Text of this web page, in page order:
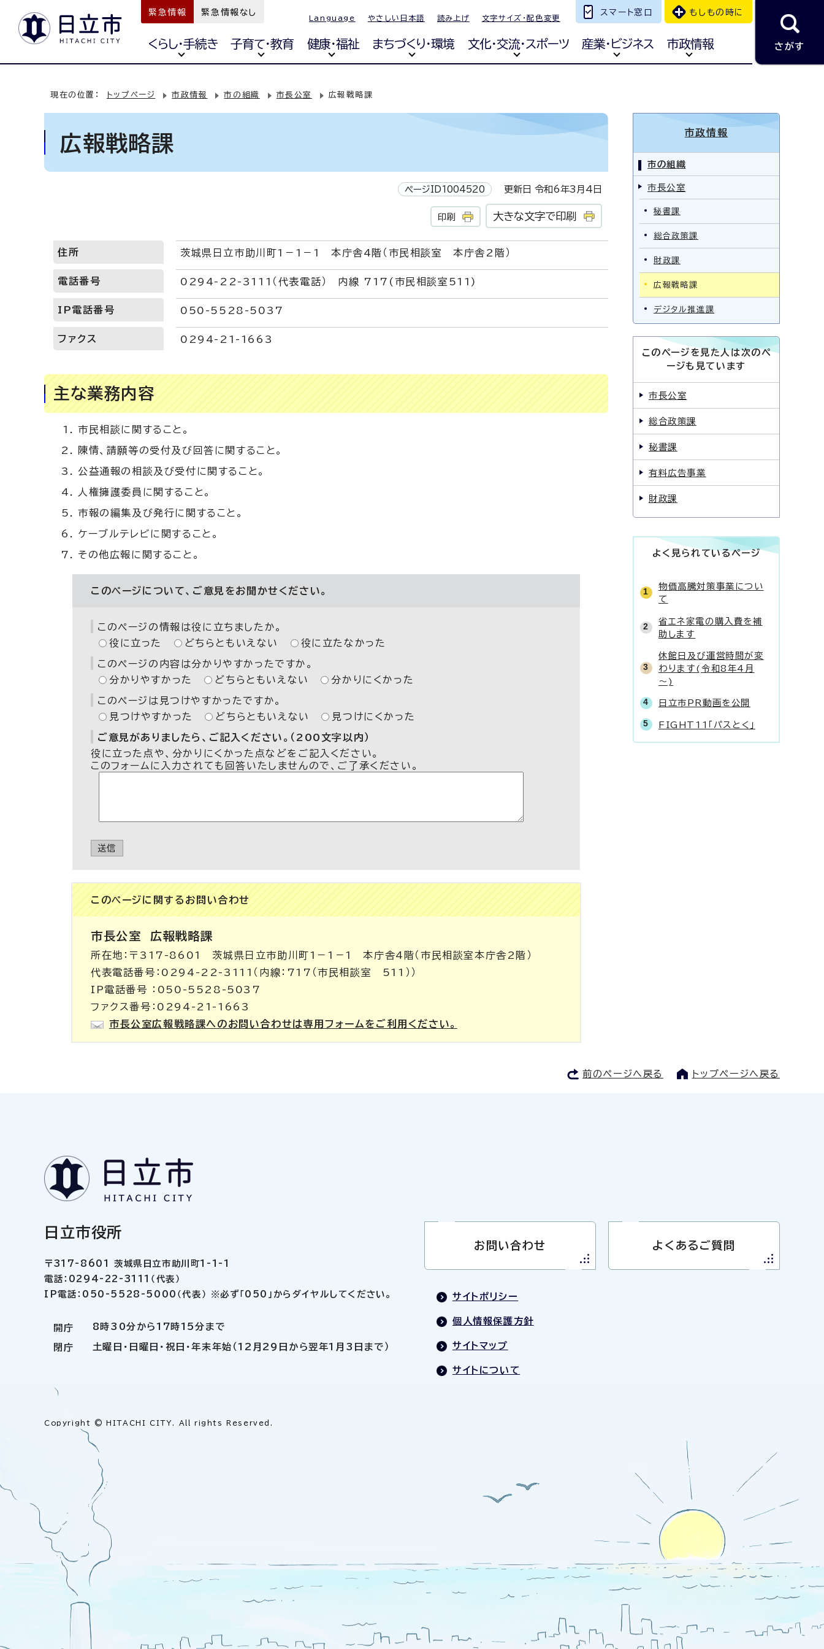
緊急情報 緊急情報なし
Language やさしい日本語 読み上げ 文字サイズ・配色変更
スマート窓口 もしもの時に
くらし・手続き 子育て・教育 健康・福祉 まちづくり・環境 文化・交流・スポーツ 産業・ビジネス 市政情報 さがす
現在の位置： トップページ 市政情報 市の組織 市長公室 広報戦略課
広報戦略課
ページID1004520 更新日 令和6年3月4日
印刷 大きな文字で印刷
住所 茨城県日立市助川町1－1－1 本庁舎4階（市民相談室 本庁舎2階）
電話番号 0294-22-3111（代表電話） 内線 717(市民相談室511)
IP電話番号 050-5528-5037
ファクス 0294-21-1663
主な業務内容
市民相談に関すること。
陳情、請願等の受付及び回答に関すること。
公益通報の相談及び受付に関すること。
人権擁護委員に関すること。
市報の編集及び発行に関すること。
ケーブルテレビに関すること。
その他広報に関すること。
このページについて、ご意見をお聞かせください。
このページの情報は役に立ちましたか。
役に立った
どちらともいえない 役に立たなかった
このページの内容は分かりやすかったですか。
分かりやすかった
どちらともいえない 分かりにくかった
このページは見つけやすかったですか。
見つけやすかった
どちらともいえない 見つけにくかった
ご意見がありましたら、ご記入ください。（200文字以内）
役に立った点や、分かりにくかった点などをご記入ください。
このフォームに入力されても回答いたしませんので、ご了承ください。
送信
このページに関する お問い合わせ
市長公室 広報戦略課
所在地：〒317-8601 茨城県日立市助川町1－1－1 本庁舎4階（市民相談室本庁舎2階）
代表電話番号：0294-22-3111（内線：717（市民相談室 511））
IP電話番号 ：050-5528-5037
ファクス番号：0294-21-1663
市長公室広報戦略課へのお問い合わせは専用フォームをご利用ください。
市政情報
市の組織
市長公室
秘書課
総合政策課
財政課
広報戦略課
デジタル推進課
このページを見た人は次のペ
ージも見ています
市長公室
総合政策課
秘書課
有料広告事業
財政課
よく見られているページ
物価高騰対策事業につい
て
省エネ家電の購入費を補
助します
休館日及び運営時間が変
わります(令和8年4月
～)
日立市PR動画を公開
FIGHT11「パスとく」
前のページへ戻る トップページへ戻る
日立市役所
〒317-8601 茨城県日立市助川町1-1-1
電話：0294-22-3111（代表）
IP電話：050-5528-5000（代表） ※必ず「050」からダイヤルしてください。
開庁 8時30分から17時15分まで
閉庁 土曜日・日曜日・祝日・年末年始（12月29日から翌年1月3日まで）
お問い合わせ よくあるご質問
サイトポリシー
個人情報保護方針
サイトマップ
サイトについて
Copyright © HITACHI CITY. All rights Reserved.